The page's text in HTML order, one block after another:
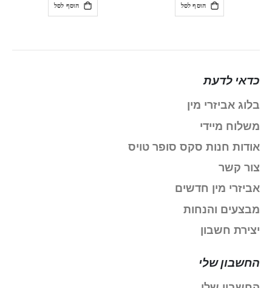
הוסף לסל הוסף לסל
כדאי לדעת
בלוג אביזרי מין
משלוח מיידי
אודות חנות סקס סופר טויס
צור קשר
אביזרי מין חדשים
מבצעים והנחות
יצירת חשבון
החשבון שלי